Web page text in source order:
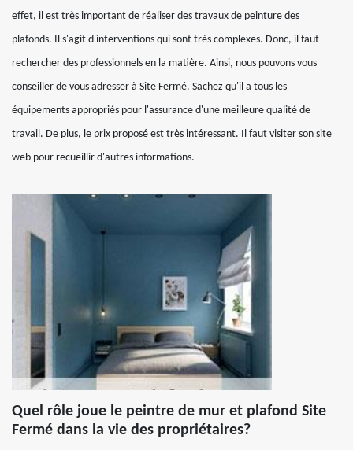
effet, il est très important de réaliser des travaux de peinture des
plafonds. Il s'agit d'interventions qui sont très complexes. Donc, il faut
rechercher des professionnels en la matière. Ainsi, nous pouvons vous
conseiller de vous adresser à Site Fermé. Sachez qu'il a tous les
équipements appropriés pour l'assurance d'une meilleure qualité de
travail. De plus, le prix proposé est très intéressant. Il faut visiter son site
web pour recueillir d'autres informations.
Quel rôle joue le peintre de mur et plafond Site
Fermé dans la vie des propriétaires?